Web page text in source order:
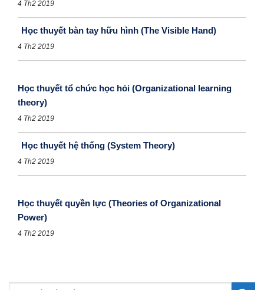
4 Th2 2019
Học thuyết bàn tay hữu hình (The Visible Hand)
4 Th2 2019
Học thuyết tổ chức học hỏi (Organizational learning
theory)
4 Th2 2019
Học thuyết hệ thống (System Theory)
4 Th2 2019
Học thuyết quyền lực (Theories of Organizational
Power)
4 Th2 2019